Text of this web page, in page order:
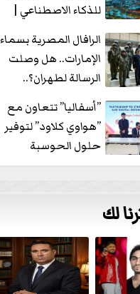
للذكاء الاصطناعي |
الرافال المصرية بسماء
الإمارات.. هل وصلت
الرسالة لطهران؟..
”ماعت جروب” تُجيب؟
”أسفاليا” تتعاون مع
”هواوي كلاود” لتوفير
حلول الحوسبة
السحابية والأمن
لك